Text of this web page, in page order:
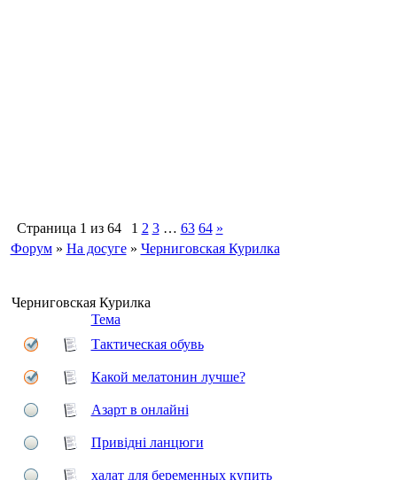
Страница 1 из 64 1 2 3 … 63 64 »
Форум » На досуге » Черниговская Курилка
Черниговская Курилка
Тема
Тактическая обувь
Какой мелатонин лучше?
Азарт в онлайні
Привідні ланцюги
халат для беременных купить